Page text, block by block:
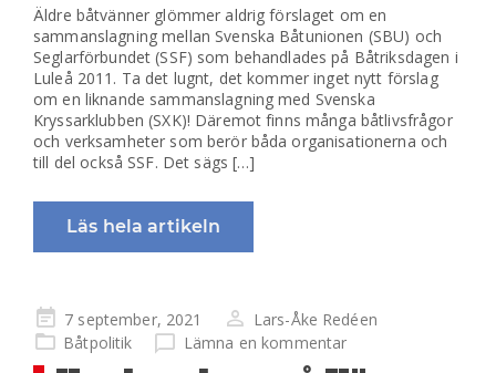
Äldre båtvänner glömmer aldrig förslaget om en
sammanslagning mellan Svenska Båtunionen (SBU) och
Seglarförbundet (SSF) som behandlades på Båtriksdagen i
Luleå 2011. Ta det lugnt, det kommer inget nytt förslag
om en liknande sammanslagning med Svenska
Kryssarklubben (SXK)! Däremot finns många båtlivsfrågor
och verksamheter som berör båda organisationerna och
till del också SSF. Det sägs […]
Läs hela artikeln
Publicerad
på
7 september, 2021
Lars-Åke Redéen
Båtpolitik
Lämna en kommentar